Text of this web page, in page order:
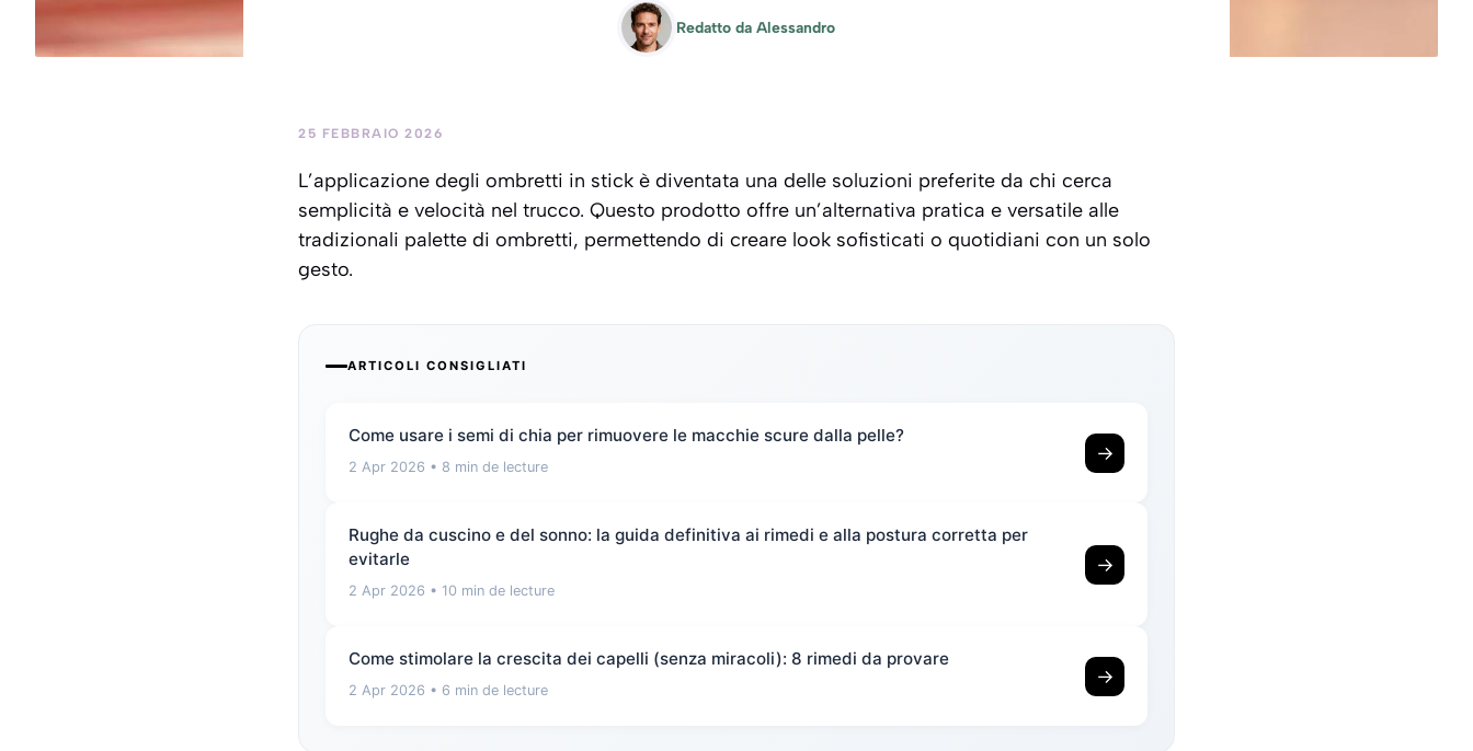
Redatto da Alessandro
25 FEBBRAIO 2026
L’applicazione degli ombretti in stick è diventata una delle soluzioni preferite da chi cerca
semplicità e velocità nel trucco. Questo prodotto offre un’alternativa pratica e versatile alle
tradizionali palette di ombretti, permettendo di creare look sofisticati o quotidiani con un solo
gesto.
ARTICOLI CONSIGLIATI
Come usare i semi di chia per rimuovere le macchie scure dalla pelle?
2 Apr 2026 • 8 min de lecture
→
Rughe da cuscino e del sonno: la guida definitiva ai rimedi e alla postura corretta per
evitarle
2 Apr 2026 • 10 min de lecture
→
Come stimolare la crescita dei capelli (senza miracoli): 8 rimedi da provare
2 Apr 2026 • 6 min de lecture
→